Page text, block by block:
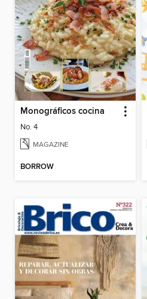
Monográficos cocina
No. 4
MAGAZINE
BORROW